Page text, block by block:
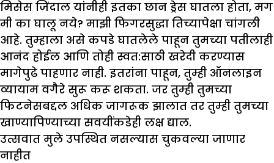
मिसेस जिंदाल यांनीही इतका छान ड्रेस घातला होता, मग
मी का घालू नये? माझी फिगरसुद्धा तिच्यापेक्षा चांगली
आहे. तुम्हाला असे कपडे घातलेले पाहून तुमच्या पतीलाही
आनंद होईल आणि तोही स्वत:साठी खरेदी करण्यास
मागेपुढे पाहणार नाही. इतरांना पाहून, तुम्ही ऑनलाइन
व्यायाम वगैरे सुरू करू शकता. जर तुम्ही तुमच्या
फिटनेसबद्दल अधिक जागरूक झालात तर तुम्ही तुमच्या
खाण्यापिण्याच्या सवयींकडेही लक्ष द्याल.
उत्सवात मुले उपस्थित नसल्यास चुकवल्या जाणार
नाहीत